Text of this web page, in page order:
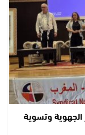
الجهوية وتسوية